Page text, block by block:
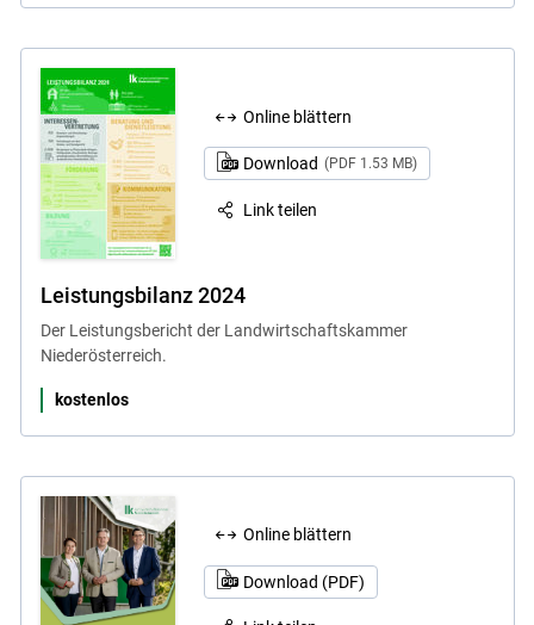
Online blättern
Download (PDF 1.53 MB)
Link teilen
Leistungsbilanz 2024
Der Leistungsbericht der Landwirtschaftskammer
Niederösterreich.
kostenlos
Online blättern
Download (PDF)